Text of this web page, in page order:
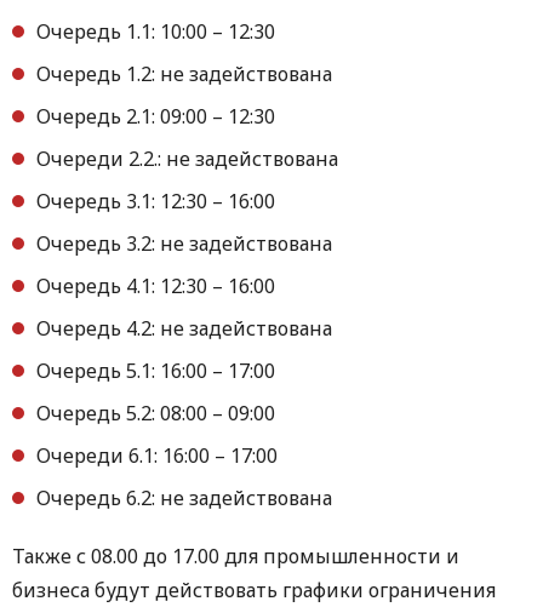
Очередь 1.1: 10:00 – 12:30
Очередь 1.2: не задействована
Очередь 2.1: 09:00 – 12:30
Очереди 2.2.: не задействована
Очередь 3.1: 12:30 – 16:00
Очередь 3.2: не задействована
Очередь 4.1: 12:30 – 16:00
Очередь 4.2: не задействована
Очередь 5.1: 16:00 – 17:00
Очередь 5.2: 08:00 – 09:00
Очереди 6.1: 16:00 – 17:00
Очередь 6.2: не задействована
Также с 08.00 до 17.00 для промышленности и
бизнеса будут действовать графики ограничения